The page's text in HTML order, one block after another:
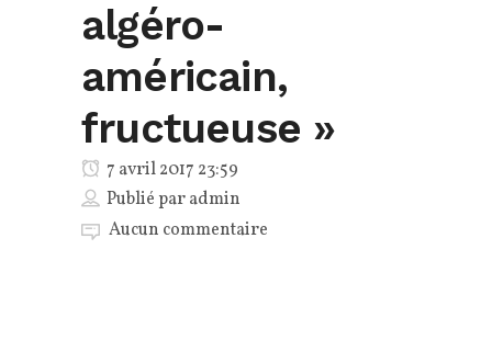
algéro-
américain,
fructueuse »
7 avril 2017 23:59
Publié paradmin
Aucun commentaire